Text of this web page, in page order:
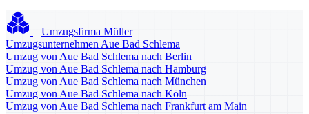
Umzugsfirma Müller
Umzugsunternehmen Aue Bad Schlema
Umzug von Aue Bad Schlema nach Berlin
Umzug von Aue Bad Schlema nach Hamburg
Umzug von Aue Bad Schlema nach München
Umzug von Aue Bad Schlema nach Köln
Umzug von Aue Bad Schlema nach Frankfurt am Main